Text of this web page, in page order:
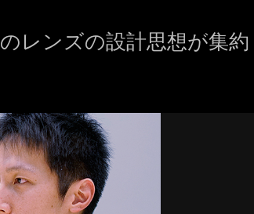
レンズの設計思想が集約